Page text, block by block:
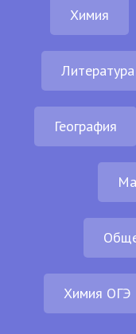
Химия
Литература
География
Химия ОГЭ